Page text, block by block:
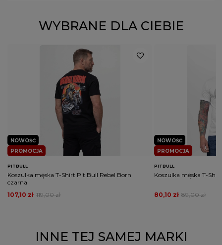
MĘŻCZYZNA
Potwierdź obecność oznaczeń lub etykiet
wymaganych przepisami
ZADAJ PYTANIE
WYBRANE DLA CIEBIE
PROMOCJA
NOWOŚĆ
PITBULL
Koszulka męska T-Shirt Pit Bull Rebel Born
czarna
119,00 zł
107,10 zł
PROMOCJA
NOWOŚĆ
PITBULL
Koszulka męska T-
89,00 zł
80,10 zł
INNE TEJ SAMEJ MARKI